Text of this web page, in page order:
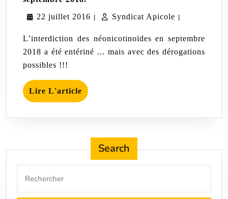
interdiction
néonicotinoïdes
septembre
22 juillet 2016 22
| Syndicat Apicole Syndicat
|
L’interdiction des néonicotinoïdes en septembre
2018 a été entériné ... mais avec des dérogations
possibles !!!
Lire L'article Lire
L'article
Search
for: